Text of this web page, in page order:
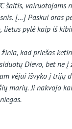
šaltis,
[…] Paskui oras
lietus pylė kaip iš
kad priešas
Dievo, bet ne
vėjui išvyko į trijų
marių. Ji nakvojo